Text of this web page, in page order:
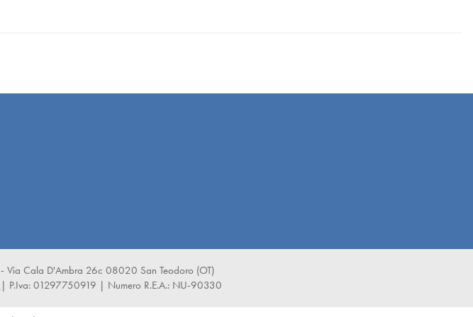
- Via Cala D'Ambra 26c 08020 San Teodoro (OT)
| P.Iva: 01297750919 | Numero R.E.A.: NU-90330